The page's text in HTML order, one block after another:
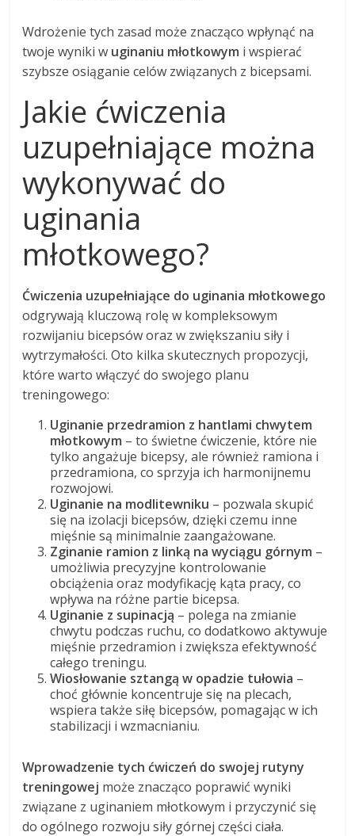
Wdrożenie tych zasad może znacząco wpłynąć na
twoje wyniki w uginaniu młotkowym i wspierać
szybsze osiąganie celów związanych z bicepsami.
Jakie ćwiczenia
uzupełniające można
wykonywać do
uginania
młotkowego?
Ćwiczenia uzupełniające do uginania młotkowego
odgrywają kluczową rolę w kompleksowym
rozwijaniu bicepsów oraz w zwiększaniu siły i
wytrzymałości. Oto kilka skutecznych propozycji,
które warto włączyć do swojego planu
treningowego:
Uginanie przedramion z hantlami chwytem
młotkowym – to świetne ćwiczenie, które nie
tylko angażuje bicepsy, ale również ramiona i
przedramiona, co sprzyja ich harmonijnemu
rozwojowi.
Uginanie na modlitewniku – pozwala skupić
się na izolacji bicepsów, dzięki czemu inne
mięśnie są minimalnie zaangażowane.
Zginanie ramion z linką na wyciągu górnym –
umożliwia precyzyjne kontrolowanie
obciążenia oraz modyfikację kąta pracy, co
wpływa na różne partie bicepsa.
Uginanie z supinacją – polega na zmianie
chwytu podczas ruchu, co dodatkowo aktywuje
mięśnie przedramion i zwiększa efektywność
całego treningu.
Wiosłowanie sztangą w opadzie tułowia –
choć głównie koncentruje się na plecach,
wspiera także siłę bicepsów, pomagając w ich
stabilizacji i wzmacnianiu.
Wprowadzenie tych ćwiczeń do swojej rutyny
treningowej może znacząco poprawić wyniki
związane z uginaniem młotkowym i przyczynić się
do ogólnego rozwoju siły górnej części ciała.